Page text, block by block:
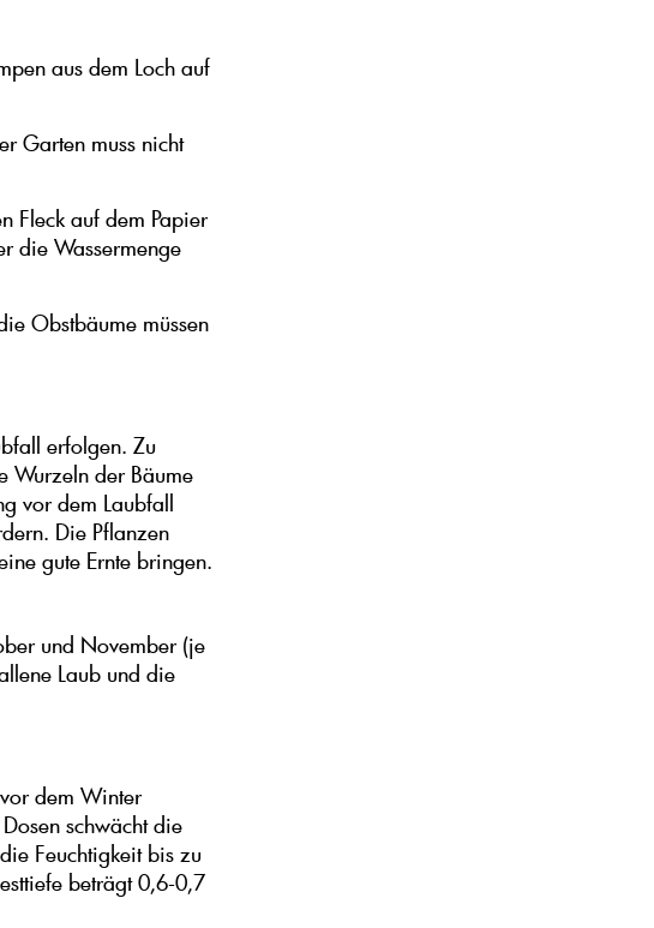
aus dem Loch auf
Garten muss nicht
Fleck auf dem Papier
die Wassermenge
Obstbäume müssen
erfolgen. Zu
Wurzeln der Bäume
vor dem Laubfall
Die Pflanzen
gute Ernte bringen.
und November (je
Laub und die
dem Winter
schwächt die
Feuchtigkeit bis zu
beträgt 0,6-0,7